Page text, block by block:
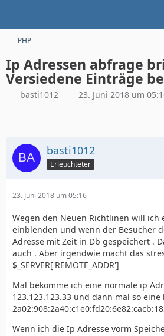
PHP
Ip Adressen abfrage
Versiedene Einträge
basti1012 23. Juni 2018 um
basti1012
Erleuchteter
23. Juni 2018 um 05:16
Wegen den Neuen Richtlinen will ich
einblenden und wenn der Besucher
Adresse mit Zeit in Db gespeichert .
auch . Aber irgendwie macht das
$_SERVER['REMOTE_ADDR']
Mal bekomme ich eine normale ip
123.123.123.33 und dann mal so eine
Wenn ich die Ip Adresse vorm